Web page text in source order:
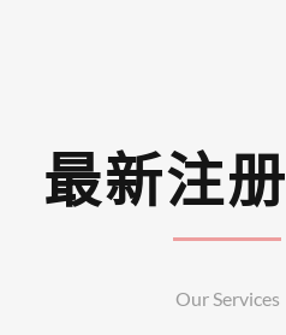
最新注
Our Services